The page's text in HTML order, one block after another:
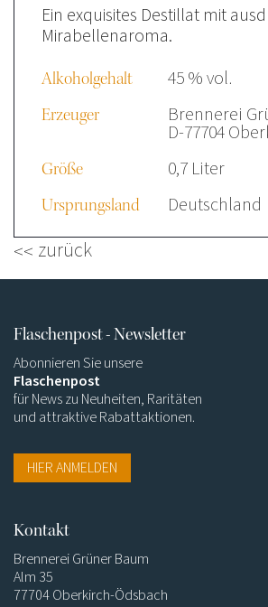
Ein exquisites Destillat mit
Mirabellenaroma.
Alkoholgehalt 45 % vol.
Erzeuger Brennerei
D-77704
Größe 0,7 Liter
Ursprungsland Deutschland
zurück
Flaschenpost - Newsletter
Abonnieren Sie unsere
Flaschenpost
für News zu Neuheiten, Raritäten
und attraktive Rabattaktionen.
HIER ANMELDEN
Kontakt
Brennerei Grüner Baum
Alm 35
77704 Oberkirch-Ödsbach